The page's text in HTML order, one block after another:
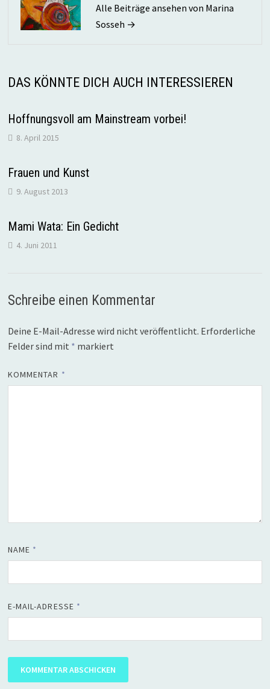
Alle Beiträge ansehen von Marina
Sosseh →
DAS KÖNNTE DICH AUCH INTERESSIEREN
Hoffnungsvoll am Mainstream vorbei!
8. April 2015
Frauen und Kunst
9. August 2013
Mami Wata: Ein Gedicht
4. Juni 2011
Schreibe einen Kommentar
Deine E-Mail-Adresse wird nicht veröffentlicht. Erforderliche
Felder sind mit * markiert
KOMMENTAR *
NAME *
E-MAIL-ADRESSE *